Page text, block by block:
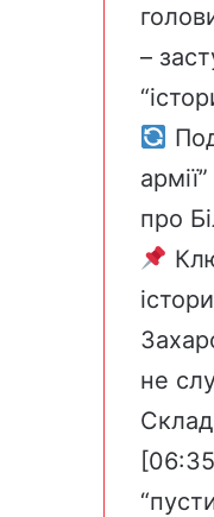
–
про
не